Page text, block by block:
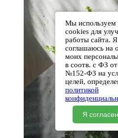
Мы используем
cookies для
работы сайта. Я
соглашаюсь на
моих
в соотв. с ФЗ
№152-ФЗ на
целей,
политикой
Я согласен